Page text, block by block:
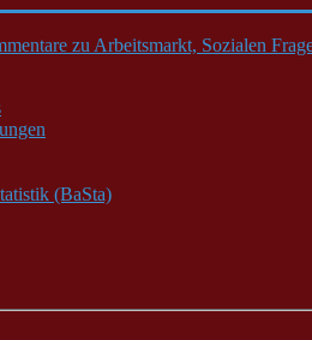
zu Arbeitsmarkt, Sozialen
(BaSta)